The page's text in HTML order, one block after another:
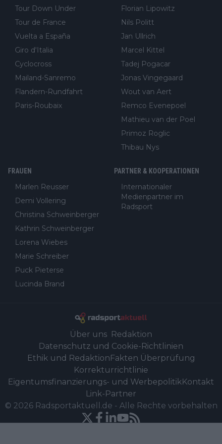
Tour Down Under
Tour de France
Vuelta a España
Giro d'Italia
Cyclocross
Mailand-Sanremo
Flandern-Rundfahrt
Paris-Roubaix
Florian Lipowitz
Nils Politt
Jan Ullrich
Marcel Kittel
Tadej Pogacar
Jonas Vingegaard
Wout van Aert
Remco Evenepoel
Mathieu van der Poel
Primoz Roglic
Thibau Nys
FRAUEN
Marlen Reusser
Demi Vollering
Christina Schweinberger
Kathrin Schweinberger
Lorena Wiebes
Marie Schreiber
Puck Pieterse
Lucinda Brand
PARTNER & KOOPERATIONEN
Internationaler
Medienpartner im
Radsport
Über uns Redaktion
Datenschutz und Cookie-Richtlinien
Ethik und Redaktion Fakten Überprüfung
Korrekturrichtlinie
Eigentumsfinanzierungs- und WerbepolitikKontakt
Link-Partner
© 2026 Radsportaktuell.de - Alle Rechte vorbehalten